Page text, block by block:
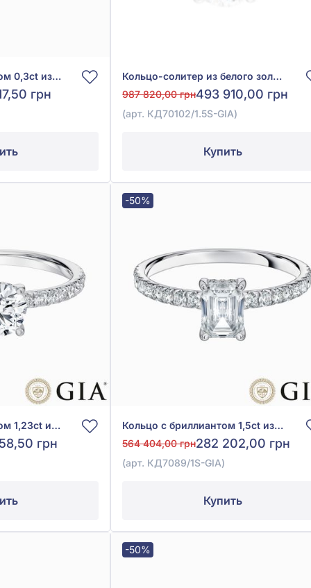
Кольцо с бриллиантом 0,3ct из красно-белого золота 585°, арт. КДк7539
грн
Кольцо-солитер из белого золота 585° с бриллиантом 1,5ct, арт. КД70102/1.5S-GIA
987 820,00 грн493 910,00 грн
(арт. КД70102/1.5S-GIA)
Купить
Кольцо с бриллиантом 1,23ct из белого золота 585°, арт. КД7088/1S-GIA
грн
-50%
Кольцо с бриллиантом 1,5ct из белого золота 585°, арт. КД7089/1S-GIA
564 404,00 грн282 202,00 грн
(арт. КД7089/1S-GIA)
Купить
-50%